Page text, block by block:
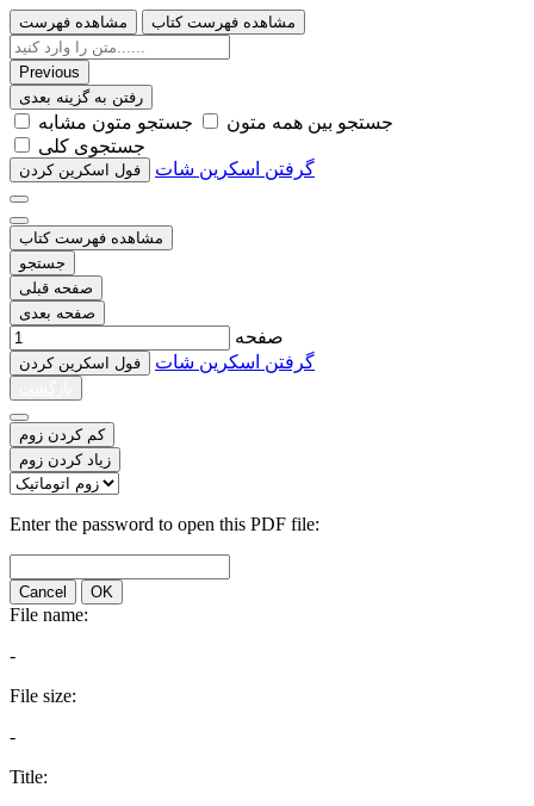
مشاهده فهرست مشاهده فهرست کتاب
Previous
رفتن به گزینه بعدی
ﺟﺴﺘﺠﻮ ﺑﯿﻦ ﻫﻤﻪ ﻣﺘﻮﻥ
ﺟﺴﺘﺠﻮ ﻣﺘﻮﻥ ﻣﺸﺎﺑﻪ
ﺟﺴﺘﺠﻮﯼ ﮐﻠﯽ
ﻓﻮﻝ اﺳﮑﺮﯾﻦ ﮐﺮﺩﻥ گرفتن اسکرین شات
مشاهده فهرست کتاب
جستجو
صفحه قبلی
صفحه بعدی
صفحه
ﻓﻮﻝ اﺳﮑﺮﯾﻦ ﮐﺮﺩﻥ گرفتن اسکرین شات
کم کردن زوم
زیاد کردن زوم
Enter the password to open this PDF file:
Cancel OK
File name:
-
File size:
-
Title: